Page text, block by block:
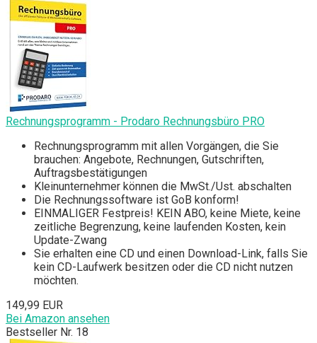
Rechnungsprogramm - Prodaro Rechnungsbüro PRO
Rechnungsprogramm mit allen Vorgängen, die Sie
brauchen: Angebote, Rechnungen, Gutschriften,
Auftragsbestätigungen
Kleinunternehmer können die MwSt./Ust. abschalten
Die Rechnungssoftware ist GoB konform!
EINMALIGER Festpreis! KEIN ABO, keine Miete, keine
zeitliche Begrenzung, keine laufenden Kosten, kein
Update-Zwang
Sie erhalten eine CD und einen Download-Link, falls Sie
kein CD-Laufwerk besitzen oder die CD nicht nutzen
möchten.
149,99 EUR
Bei Amazon ansehen
Bestseller Nr. 18